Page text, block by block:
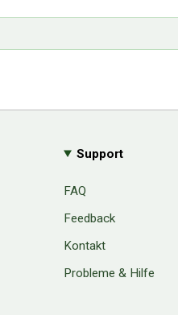
Support
FAQ
Feedback
Kontakt
Probleme & Hilfe